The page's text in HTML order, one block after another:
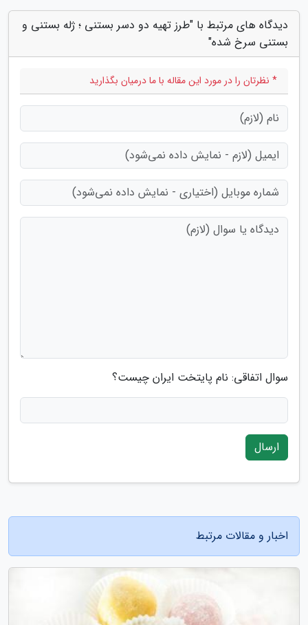
دیدگاه های مرتبط با "طرز تهیه دو دسر بستنی ؛ ژله بستنی و
بستنی سرخ شده"
* نظرتان را در مورد این مقاله با ما درمیان بگذارید
سوال اتفاقی: نام پایتخت ایران چیست؟
ارسال
اخبار و مقالات مرتبط